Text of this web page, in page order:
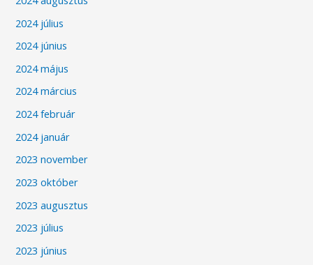
2024 július
2024 június
2024 május
2024 március
2024 február
2024 január
2023 november
2023 október
2023 augusztus
2023 július
2023 június